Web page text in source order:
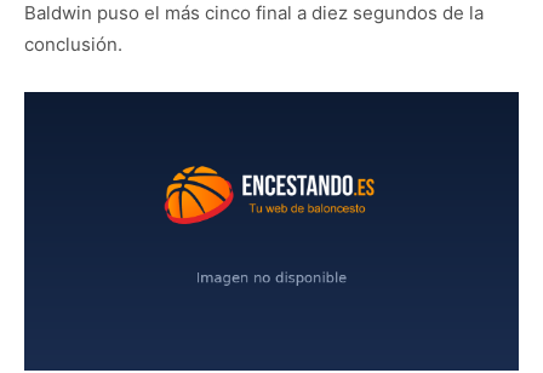
Baldwin puso el más cinco final a diez segundos de la
conclusión.